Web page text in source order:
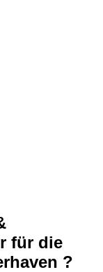
für die
?